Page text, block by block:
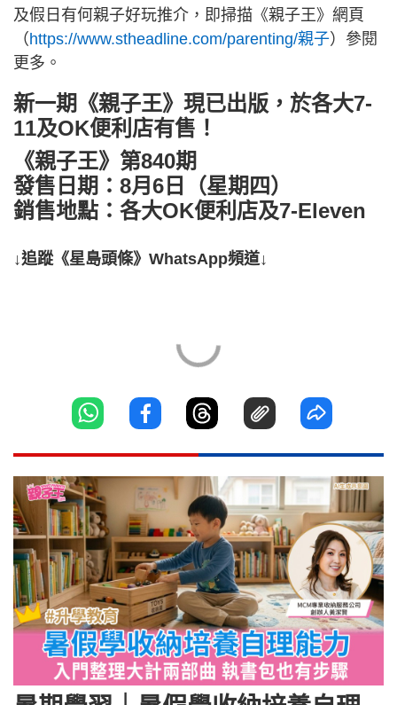
及假日有何親子好玩推介，即掃描《親子王》網頁
（https://www.stheadline.com/parenting/親子）參閱
更多。
新一期《親子王》現已出版，於各大7-
11及OK便利店有售！
《親子王》第840期
發售日期：8月6日（星期四）
銷售地點：各大OK便利店及7-Eleven
↓追蹤《星島頭條》WhatsApp頻道↓